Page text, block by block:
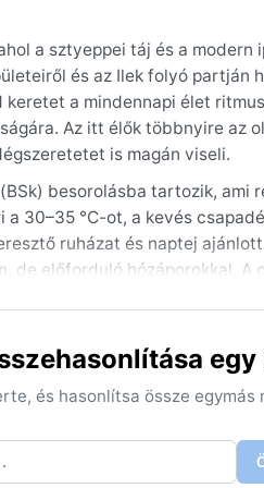
a sztyeppei táj és a
és az Ilek folyó partján
a mindennapi élet
Az itt élők többnyire az
is magán viseli.
besorolásba tartozik, ami
a 30–35 °C-ot, a kevés
ruházat és naptej
de előforduló hózáporokkal.
időszak a késő tavasz
kevés a csapadék. A város
sztyeppéről. Télen
ellenére Aktobe egyedi
egy
és hasonlítsa össze